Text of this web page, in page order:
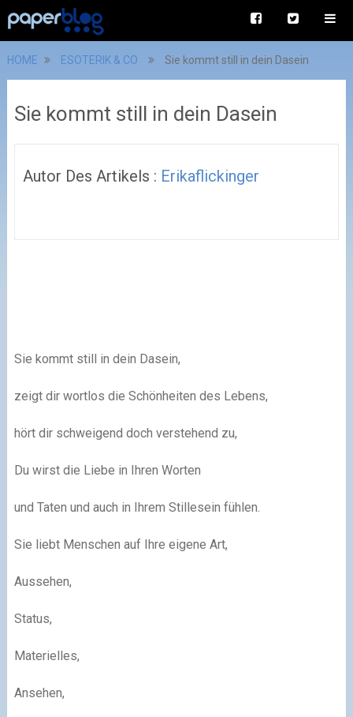
HOME ESOTERIK & CO Sie kommt still in dein Dasein
Sie kommt still in dein Dasein
Autor Des Artikels : Erikaflickinger
Sie kommt still in dein Dasein,
zeigt dir wortlos die Schönheiten des Lebens,
hört dir schweigend doch verstehend zu,
Du wirst die Liebe in Ihren Worten
und Taten und auch in Ihrem Stillesein fühlen.
Sie liebt Menschen auf Ihre eigene Art,
Aussehen,
Status,
Materielles,
Ansehen,